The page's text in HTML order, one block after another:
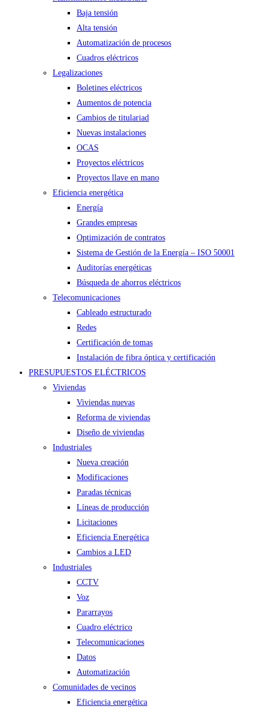
Baja tensión
Alta tensión
Automatización de procesos
Cuadros eléctricos
Legalizaciones
Boletines eléctricos
Aumentos de potencia
Cambios de titulariad
Nuevas instalaciones
OCAS
Proyectos eléctricos
Proyectos llave en mano
Eficiencia energética
Energía
Grandes empresas
Optimización de contratos
Sistema de Gestión de la Energía – ISO 50001
Auditorías energéticas
Búsqueda de ahorros eléctricos
Telecomunicaciones
Cableado estructurado
Redes
Certificación de tomas
Instalación de fibra óptica y certificación
PRESUPUESTOS ELÉCTRICOS
Viviendas
Viviendas nuevas
Reforma de viviendas
Diseño de viviendas
Industriales
Nueva creación
Modificaciones
Paradas técnicas
Líneas de producción
Licitaciones
Eficiencia Energética
Cambios a LED
Industriales
CCTV
Voz
Pararrayos
Cuadro eléctrico
Telecomunicaciones
Datos
Automatización
Comunidades de vecinos
Eficiencia energética